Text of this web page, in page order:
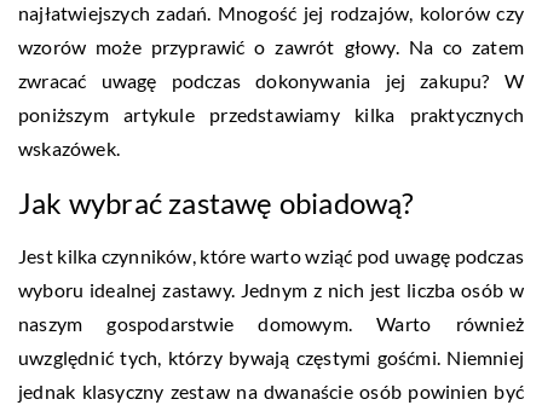
najłatwiejszych zadań. Mnogość jej rodzajów, kolorów czy
wzorów może przyprawić o zawrót głowy. Na co zatem
zwracać uwagę podczas dokonywania jej zakupu? W
poniższym artykule przedstawiamy kilka praktycznych
wskazówek.
Jak wybrać zastawę obiadową?
Jest kilka czynników, które warto wziąć pod uwagę podczas
wyboru idealnej zastawy. Jednym z nich jest liczba osób w
naszym gospodarstwie domowym. Warto również
uwzględnić tych, którzy bywają częstymi gośćmi. Niemniej
jednak klasyczny zestaw na dwanaście osób powinien być